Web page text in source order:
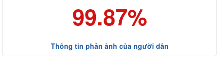
99.87%
Thông tin phản ảnh của người dân